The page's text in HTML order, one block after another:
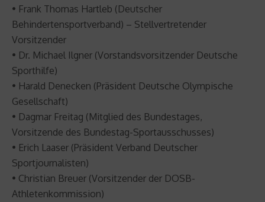
• Frank Thomas Hartleb (Deutscher
Behindertensportverband) – Stellvertretender
Vorsitzender
• Dr. Michael Ilgner (Vorstandsvorsitzender Deutsche
Sporthilfe)
• Harald Denecken (Präsident Deutsche Olympische
Gesellschaft)
• Dagmar Freitag (Mitglied des Bundestages,
Vorsitzende des Bundestag-Sportausschusses)
• Erich Laaser (Präsident Verband Deutscher
Sportjournalisten)
• Christian Breuer (Vorsitzender der DOSB-
Athletenkommission)